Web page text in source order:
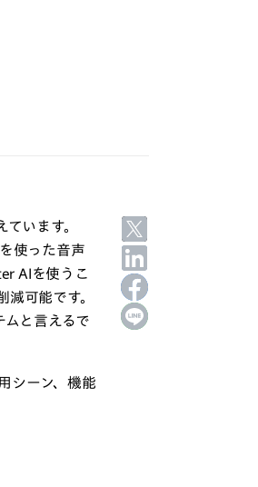
います。
使った音声
AIを使うこ
可能です。
ムと言えるで
シーン、機能